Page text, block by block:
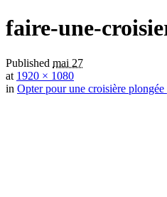
faire-une-
Published mai 27
at 1920 × 1080
in Opter pour une croisière